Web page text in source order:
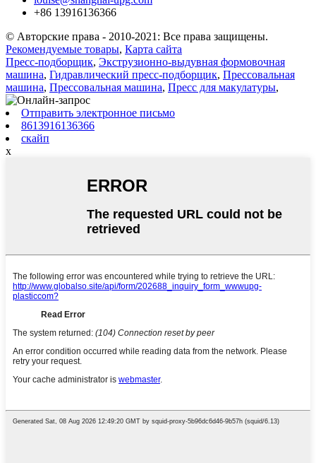
+86 13916136366
© Авторские права - 2010-2021: Все права защищены.
Рекомендуемые товары, Карта сайта
Пресс-подборщик, Экструзионно-выдувная формовочная
машина, Гидравлический пресс-подборщик, Прессовальная
машина, Прессовальная машина, Пресс для макулатуры,
Отправить электронное письмо
8613916136366
скайп
x